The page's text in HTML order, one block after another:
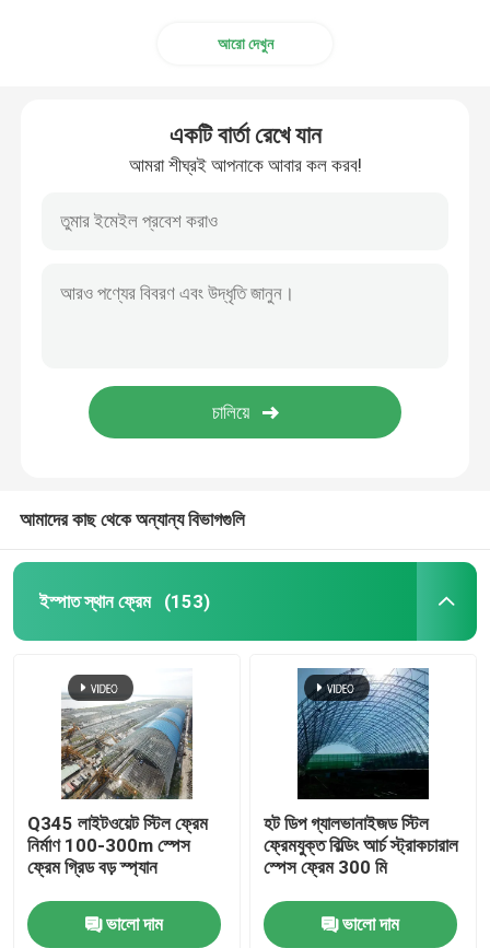
আরো দেখুন
একটি বার্তা রেখে যান
আমরা শীঘ্রই আপনাকে আবার কল করব!
আমাদের কাছ থেকে অন্যান্য বিভাগগুলি
ইস্পাত স্থান ফ্রেম (153)
Q345 লাইটওয়েট স্টিল ফ্রেম
নির্মাণ 100-300m স্পেস
ফ্রেম গ্রিড বড় স্প্যান
ভালো দাম
হট ডিপ গ্যালভানাইজড স্টিল
ফ্রেমযুক্ত বিল্ডিং আর্চ স্ট্রাকচারাল
স্পেস ফ্রেম 300 মি
ভালো দাম